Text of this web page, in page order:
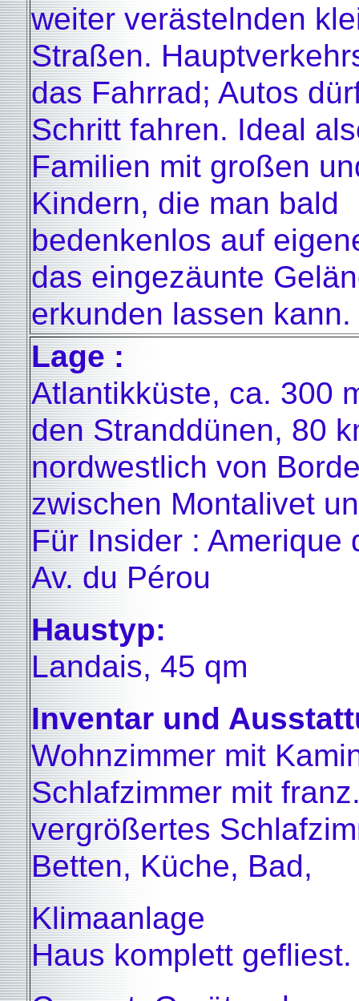
weiter verästelnden
Straßen.
das Fahrrad; Autos
Schritt fahren. Ideal
Familien mit großen
Kindern, die man bald
bedenkenlos auf
das eingezäunte
erkunden lassen kann.
Lage :
Atlantikküste, ca. 300
den Stranddünen, 80
nordwestlich von
zwischen Montalivet
Für Insider : Amerique
Av. du Pérou
Haustyp:
Landais, 45 qm
Inventar und
Wohnzimmer mit
Schlafzimmer mit
vergrößertes
Betten, Küche, Bad,
Klimaanlage
Haus komplett gefliest.